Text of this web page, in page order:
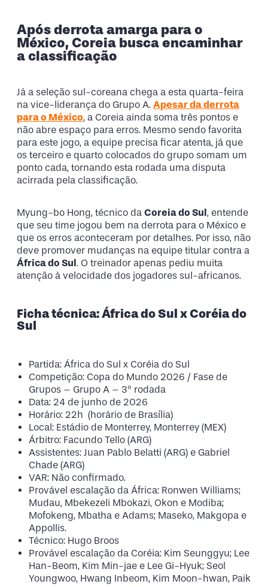
Após derrota amarga para o
México, Coreia busca encaminhar
a classificação
Já a seleção sul-coreana chega a esta quarta-feira
na vice-liderança do Grupo A. Apesar da derrota
para o México, a Coreia ainda soma três pontos e
não abre espaço para erros. Mesmo sendo favorita
para este jogo, a equipe precisa ficar atenta, já que
os terceiro e quarto colocados do grupo somam um
ponto cada, tornando esta rodada uma disputa
acirrada pela classificação.
Myung-bo Hong, técnico da Coreia do Sul, entende
que seu time jogou bem na derrota para o México e
que os erros aconteceram por detalhes. Por isso, não
deve promover mudanças na equipe titular contra a
África do Sul. O treinador apenas pediu muita
atenção à velocidade dos jogadores sul-africanos.
Ficha técnica: África do Sul x Coréia do
Sul
Partida: África do Sul x Coréia do Sul
Competição: Copa do Mundo 2026 / Fase de
Grupos – Grupo A – 3º rodada
Data: 24 de junho de 2026
Horário: 22h (horário de Brasília)
Local: Estádio de Monterrey, Monterrey (MEX)
Árbitro: Facundo Tello (ARG)
Assistentes: Juan Pablo Belatti (ARG) e Gabriel
Chade (ARG)
VAR: Não confirmado.
Provável escalação da África: Ronwen Williams;
Mudau, Mbekezeli Mbokazi, Okon e Modiba;
Mofokeng, Mbatha e Adams; Maseko, Makgopa e
Appollis.
Técnico: Hugo Broos
Provável escalação da Coréia: Kim Seunggyu; Lee
Han-Beom, Kim Min-jae e Lee Gi-Hyuk; Seol
Youngwoo, Hwang Inbeom, Kim Moon-hwan, Paik